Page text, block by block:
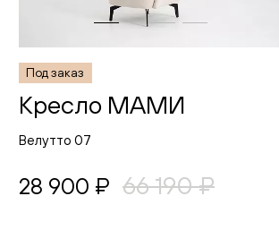
Кресло МАМИ
Под заказ
Велутто 07
28 900 ₽ 66 190 ₽